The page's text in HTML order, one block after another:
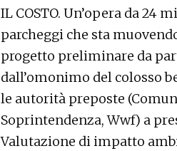
IL COSTO. Un’opera da 24
parcheggi che sta
progetto preliminare da
dall’omonimo del colosso
le autorità preposte
Soprintendenza, Wwf) a
Valutazione di impatto